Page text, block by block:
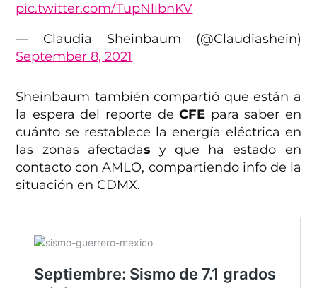
pic.twitter.com/TupNlibnKV
— Claudia Sheinbaum (@Claudiashein)
September 8, 2021
Sheinbaum también compartió que están a
la espera del reporte deCFE para saber en
cuánto se restablece la energía eléctrica en
las zonas afectadas y que ha estado en
contacto con AMLO, compartiendo info de la
situación en CDMX.